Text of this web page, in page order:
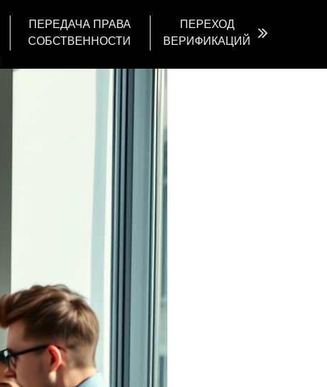
ПЕРЕДАЧА ПРАВА
СОБСТВЕННОСТИ
ПЕРЕХОД
ВЕРИФИКАЦИЙ